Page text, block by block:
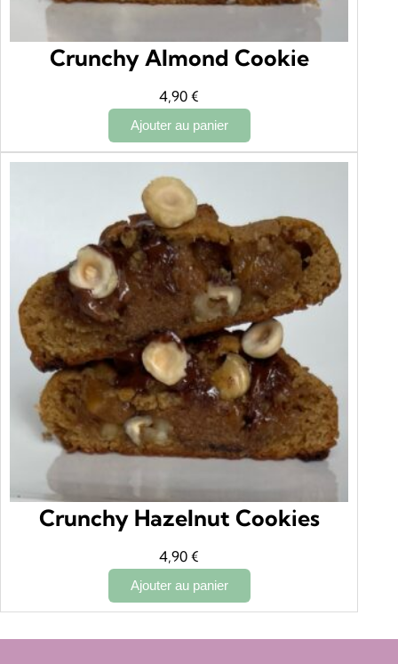
Crunchy Almond Cookie
4,90€
Ajouter au panier
Crunchy Hazelnut Cookies
4,90€
Ajouter au panier